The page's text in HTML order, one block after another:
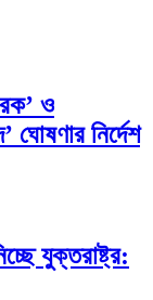
ও
ঘোষণার নির্দেশ
যুক্তরাষ্ট্র: